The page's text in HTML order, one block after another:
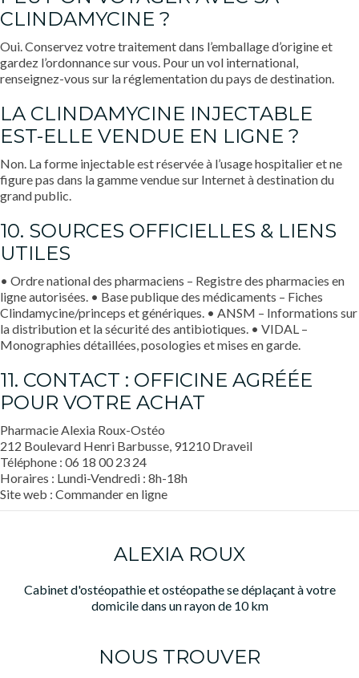
CLINDAMYCINE ?
Oui. Conservez votre traitement dans l’emballage d’origine et
gardez l’ordonnance sur vous. Pour un vol international,
renseignez-vous sur la réglementation du pays de destination.
LA CLINDAMYCINE INJECTABLE
EST-ELLE VENDUE EN LIGNE ?
Non. La forme injectable est réservée à l’usage hospitalier et ne
figure pas dans la gamme vendue sur Internet à destination du
grand public.
10. SOURCES OFFICIELLES & LIENS
UTILES
• Ordre national des pharmaciens – Registre des pharmacies en
ligne autorisées. • Base publique des médicaments – Fiches
Clindamycine/princeps et génériques. • ANSM – Informations sur
la distribution et la sécurité des antibiotiques. • VIDAL –
Monographies détaillées, posologies et mises en garde.
11. CONTACT : OFFICINE AGRÉÉE
POUR VOTRE ACHAT
Pharmacie Alexia Roux-Ostéo
212 Boulevard Henri Barbusse, 91210 Draveil
Téléphone : 06 18 00 23 24
Horaires : Lundi-Vendredi : 8h-18h
Site web : Commander en ligne
ALEXIA ROUX
Cabinet d'ostéopathie et ostéopathe se déplaçant à votre
domicile dans un rayon de 10 km
NOUS TROUVER